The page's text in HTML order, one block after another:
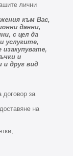
лични
към Вас,
данни,
с цел да
услугите,
и
и друг вид
договор за
на